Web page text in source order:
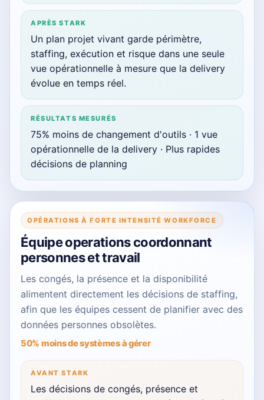
APRÈS STARK
Un plan projet vivant garde périmètre,
staffing, exécution et risque dans une seule
vue opérationnelle à mesure que la delivery
évolue en temps réel.
RÉSULTATS MESURÉS
75% moins de changement d'outils · 1 vue
opérationnelle de la delivery · Plus rapides
décisions de planning
OPÉRATIONS À FORTE INTENSITÉ WORKFORCE
Équipe operations coordonnant
personnes et travail
Les congés, la présence et la disponibilité
alimentent directement les décisions de staffing,
afin que les équipes cessent de planifier avec des
données personnes obsolètes.
50% moins de systèmes à gérer
AVANT STARK
Les décisions de congés, présence et